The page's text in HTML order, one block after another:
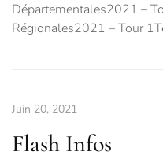
Départementales2021 –
Régionales2021 – Tour
Juin 20, 2021
Flash Infos